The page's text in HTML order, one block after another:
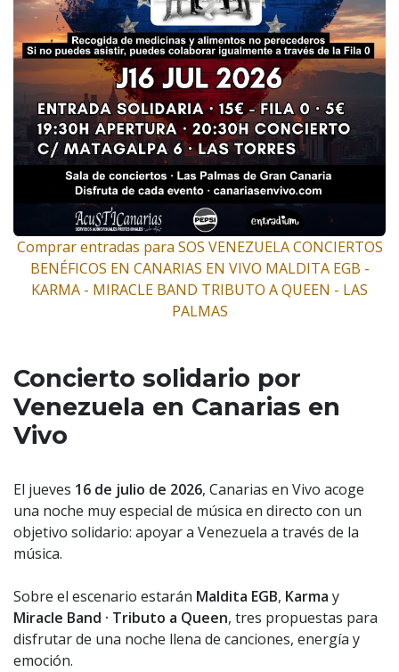
Comprar entradas para SOS VENEZUELA CONCIERTOS
BENÉFICOS EN CANARIAS EN VIVO MALDITA EGB -
KARMA - MIRACLE BAND TRIBUTO A QUEEN - LAS
PALMAS
Concierto solidario por
Venezuela en Canarias en
Vivo
El jueves 16 de julio de 2026, Canarias en Vivo acoge
una noche muy especial de música en directo con un
objetivo solidario: apoyar a Venezuela a través de la
música.
Sobre el escenario estarán Maldita EGB, Karma y
Miracle Band · Tributo a Queen, tres propuestas para
disfrutar de una noche llena de canciones, energía y
emoción.